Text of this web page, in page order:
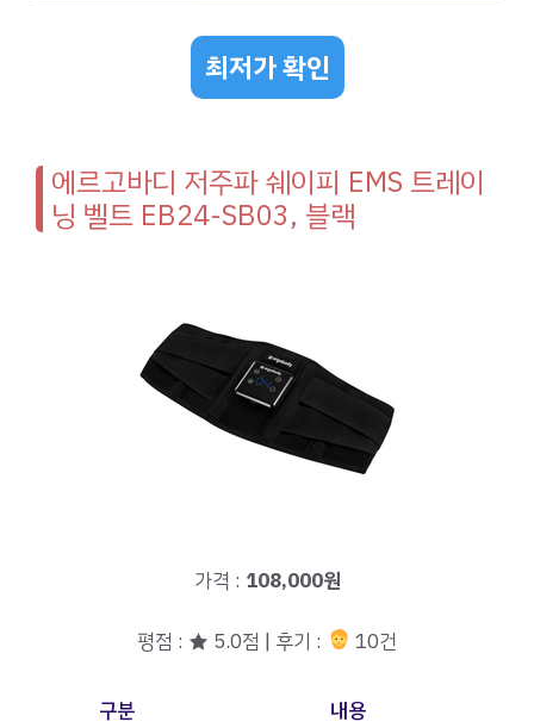
최저가 확인
에르고바디 저주파 쉐이피 EMS 트레이
닝 벨트 EB24-SB03, 블랙
가격 : 108,000원
평점 : ★ 5.0점 | 후기 : 10건
구분
내용